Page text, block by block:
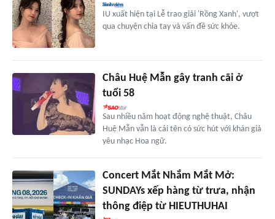
IU xuất hiện tại Lễ trao giải 'Rồng Xanh', vượt
qua chuyện chia tay và vấn đề sức khỏe.
Châu Huệ Mẫn gây tranh cãi ở
tuổi 58
Sau nhiều năm hoạt động nghệ thuật, Châu
Huệ Mẫn vẫn là cái tên có sức hút với khán giả
yêu nhạc Hoa ngữ.
Concert Mắt Nhắm Mắt Mở:
SUNDAYs xếp hàng từ trưa, nhận
thông điệp từ HIEUTHUHAI